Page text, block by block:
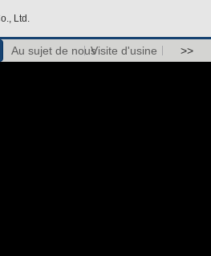
Ltd.
Au sujet de nousVisite d'usine >>